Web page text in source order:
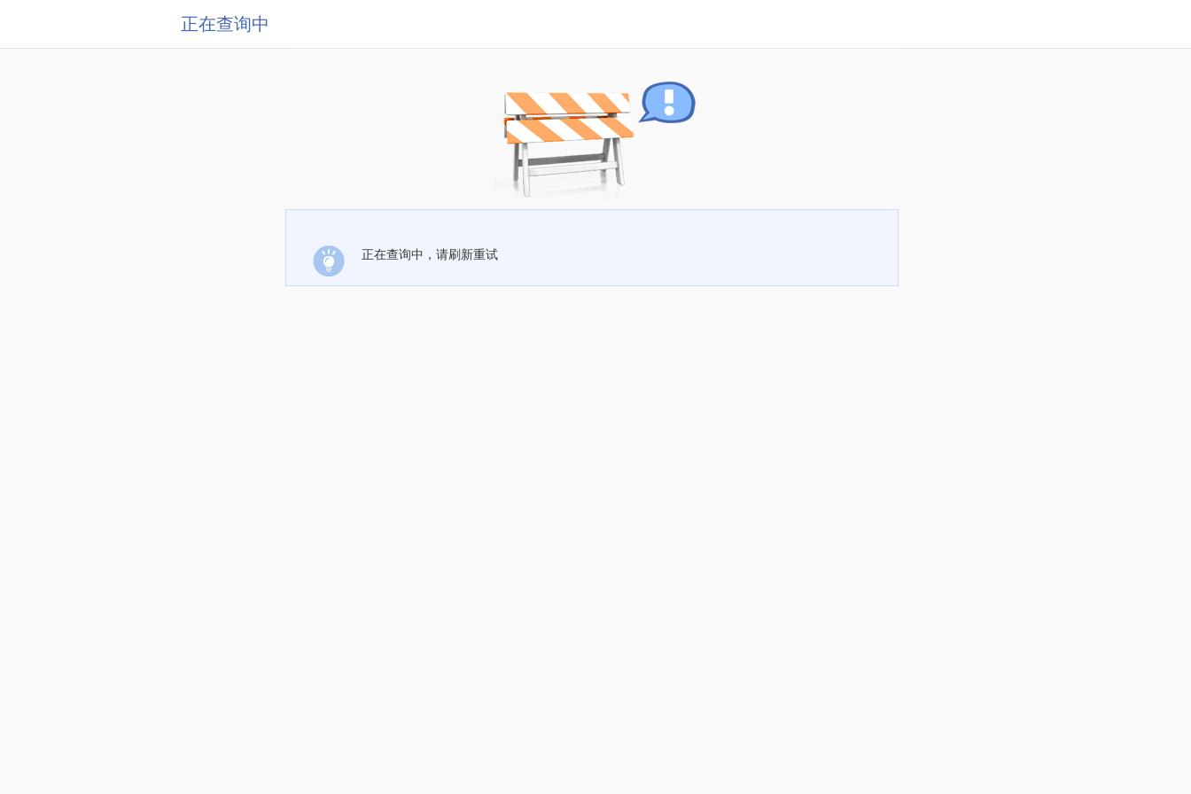
正在查询中
正在查询中，请刷新重试